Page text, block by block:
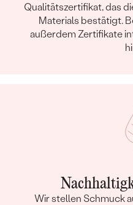
Qualitätszertifikat, das
Materials bestätigt.
außerdem Zertifikate
Wir stellen Schmuck